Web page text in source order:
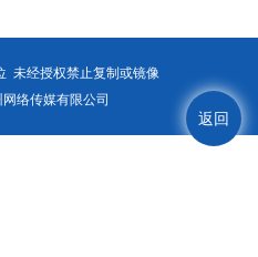
返回
未经授权禁止复制或镜像
络传媒有限公司